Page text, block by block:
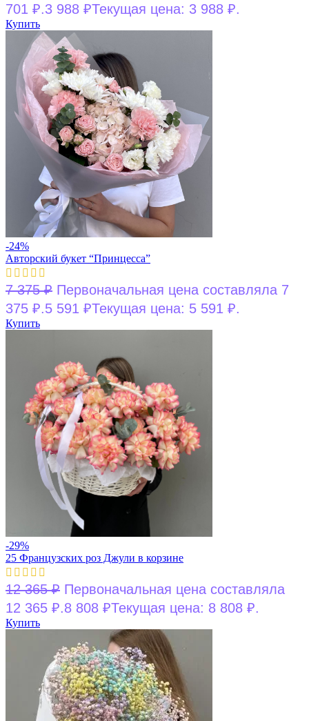
701 ₽.3 988 ₽Текущая цена: 3 988 ₽.
Купить
-24%
Авторский букет “Принцесса”
7 375₽ Первоначальная цена составляла 7
375 ₽.5 591 ₽Текущая цена: 5 591 ₽.
Купить
-29%
25 Французских роз Джули в корзине
12 365₽ Первоначальная цена составляла
12 365 ₽.8 808 ₽Текущая цена: 8 808 ₽.
Купить